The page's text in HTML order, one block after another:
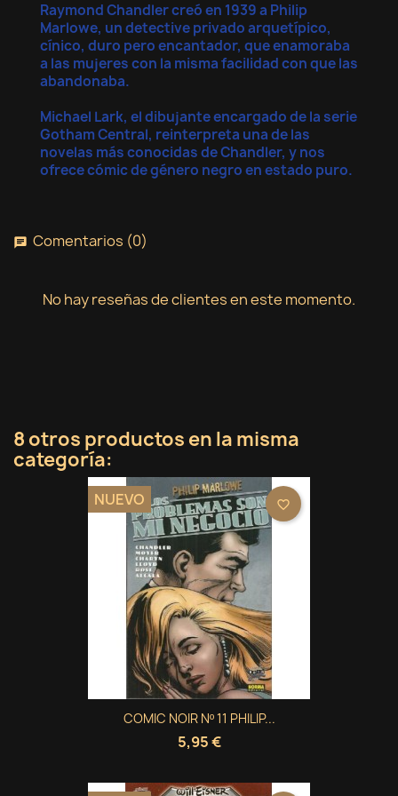
Raymond Chandler creó en 1939 a Philip
Marlowe, un detective privado arquetípico,
cínico, duro pero encantador, que enamoraba
a las mujeres con la misma facilidad con que las
abandonaba.
Michael Lark, el dibujante encargado de la serie
Gotham Central, reinterpreta una de las
novelas más conocidas de Chandler, y nos
ofrece cómic de género negro en estado puro.
chat Comentarios (0)
No hay reseñas de clientes en este momento.
8 otros productos en la misma
categoría:
COMIC NOIR Nº 11 PHILIP...
5,95 €
NUEVO favorite_border